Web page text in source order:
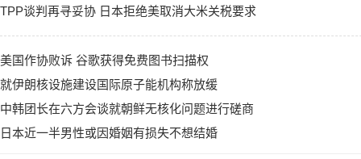
TPP谈判再寻妥协 日本拒绝美取消大米关税要求
美国作协败诉 谷歌获得免费图书扫描权
就伊朗核设施建设国际原子能机构称放缓
中韩团长在六方会谈就朝鲜无核化问题进行磋商
日本近一半男性或因婚姻有损失不想结婚